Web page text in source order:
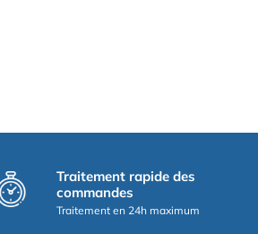
Traitement rapide des
commandes
Traitement en 24h maximum